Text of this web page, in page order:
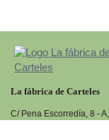
La fábrica de Carteles
C/ Pena Escorredía, 8 -